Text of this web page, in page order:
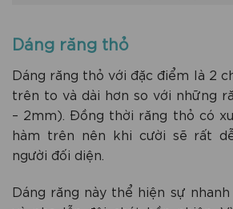
Dáng răng thỏ
Dáng răng thỏ với đặc điểm là 2
trên to và dài hơn so với những
– 2mm). Đồng thời răng thỏ có
hàm trên nên khi cười sẽ rất
người đối diện.
Dáng răng này thể hiện sự